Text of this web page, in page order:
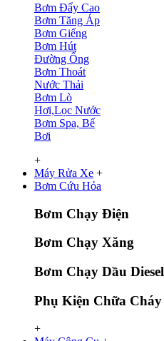
Bơm Đẩy Cao
Bơm Tăng Áp
Bơm Giếng
Bơm Hút
Đường Ống
Bơm Thoát
Nước Thải
Bơm Lò
Hơi,Lọc Nước
Bơm Spa, Bể
Bơi
+
Máy Rửa Xe +
Bơm Cứu Hỏa
Bơm Chạy Điện
Bơm Chạy Xăng
Bơm Chạy Dầu Diesel
Phụ Kiện Chữa Cháy
+